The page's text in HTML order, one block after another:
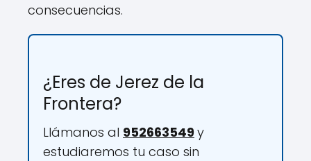
consecuencias.
¿Eres de Jerez de la
Frontera?
Llámanos al 952663549y
estudiaremos tu caso sin